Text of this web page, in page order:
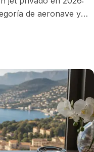
de aeronave y